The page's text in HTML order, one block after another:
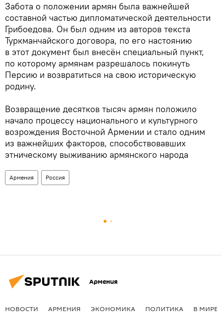
Забота о положении армян была важнейшей
составной частью дипломатической деятельности
Грибоедова. Он был одним из авторов текста
Туркманчайского договора, по его настоянию
в этот документ был внесён специальный пункт,
по которому армянам разрешалось покинуть
Персию и возвратиться на свою историческую
родину.
Возвращение десятков тысяч армян положило
начало процессу национального и культурного
возрождения Восточной Армении и стало одним
из важнейших факторов, способствовавших
этническому выживанию армянского народа
Армения Россия
Армения
НОВОСТИ АРМЕНИЯ ЭКОНОМИКА ПОЛИТИКА В МИРЕ